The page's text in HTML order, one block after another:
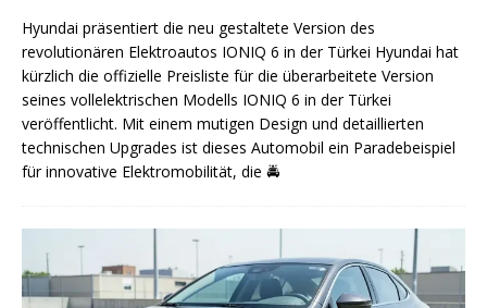
Hyundai präsentiert die neu gestaltete Version des
revolutionären Elektroautos IONIQ 6 in der Türkei Hyundai hat
kürzlich die offizielle Preisliste für die überarbeitete Version
seines vollelektrischen Modells IONIQ 6 in der Türkei
veröffentlicht. Mit einem mutigen Design und detaillierten
technischen Upgrades ist dieses Automobil ein Paradebeispiel
für innovative Elektromobilität, die 🚔